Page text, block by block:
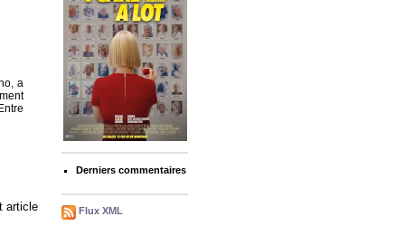
a
article
Derniers commentaires
Flux XML